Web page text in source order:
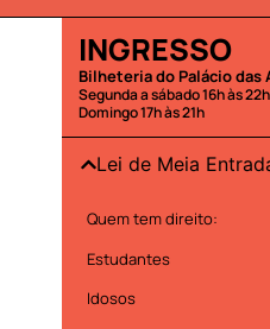
INGRESSO
Bilheteria do Palácio das
Segunda a sábado 16h às 22h
Domingo 17h às 21h
Lei de Meia
Quem tem direito:
Estudantes
Idosos